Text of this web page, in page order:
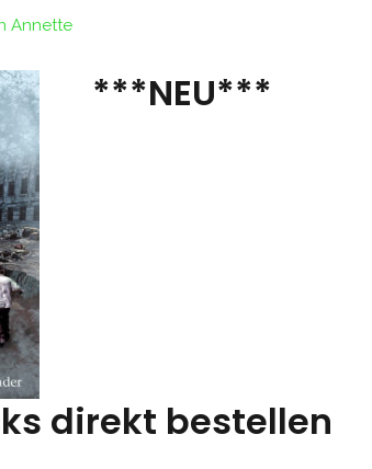
Annette
***NEU***
direkt bestellen